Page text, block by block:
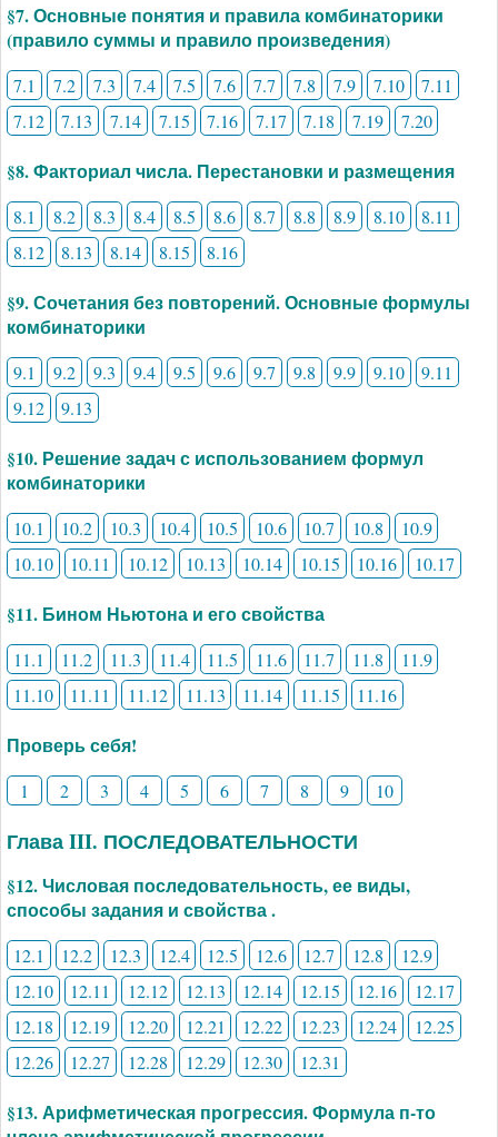
§7. Основные понятия и правила комбинаторики
(правило суммы и правило произведения)
7.1 7.2 7.3 7.4 7.5 7.6 7.7 7.8 7.9 7.10
7.11
7.12
7.13 7.14 7.15 7.16 7.17 7.18 7.19 7.20
§8. Факториал числа. Перестановки и размещения
8.1 8.2 8.3 8.4 8.5 8.6 8.7 8.8 8.9 8.10
8.11
8.12
8.13 8.14 8.15 8.16
§9. Сочетания без повторений. Основные формулы
комбинаторики
9.1 9.2 9.3 9.4 9.5 9.6 9.7 9.8 9.9 9.10
9.11
9.12
9.13
§10. Решение задач с использованием формул
комбинаторики
10.1 10.2 10.3 10.4 10.5 10.6 10.7 10.8
10.9
10.10
10.11 10.12 10.13 10.14 10.15 10.16 10.17
§11. Бином Ньютона и его свойства
11.1 11.2 11.3 11.4 11.5 11.6 11.7 11.8
11.9
11.10
11.11 11.12 11.13 11.14 11.15 11.16
Проверь себя!
1 2 3 4 5 6 7 8 9 10
Глава III. ПОСЛЕДОВАТЕЛЬНОСТИ
§12. Числовая последовательность, ее виды,
способы задания и свойства .
12.1 12.2 12.3 12.4 12.5 12.6 12.7 12.8
12.9
12.10
12.11 12.12 12.13 12.14 12.15 12.16
12.17
12.18
12.19 12.20 12.21 12.22 12.23 12.24
12.25
12.26
12.27 12.28 12.29 12.30 12.31
§13. Арифметическая прогрессия. Формула п-то